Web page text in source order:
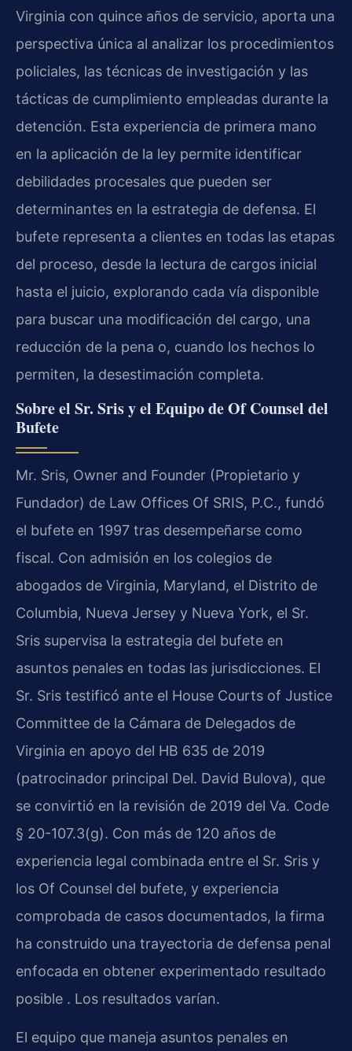
Virginia con quince años de servicio, aporta una
perspectiva única al analizar los procedimientos
policiales, las técnicas de investigación y las
tácticas de cumplimiento empleadas durante la
detención. Esta experiencia de primera mano
en la aplicación de la ley permite identificar
debilidades procesales que pueden ser
determinantes en la estrategia de defensa. El
bufete representa a clientes en todas las etapas
del proceso, desde la lectura de cargos inicial
hasta el juicio, explorando cada vía disponible
para buscar una modificación del cargo, una
reducción de la pena o, cuando los hechos lo
permiten, la desestimación completa.
Sobre el Sr. Sris y el Equipo de Of Counsel del
Bufete
Mr. Sris, Owner and Founder (Propietario y
Fundador) de Law Offices Of SRIS, P.C., fundó
el bufete en 1997 tras desempeñarse como
fiscal. Con admisión en los colegios de
abogados de Virginia, Maryland, el Distrito de
Columbia, Nueva Jersey y Nueva York, el Sr.
Sris supervisa la estrategia del bufete en
asuntos penales en todas las jurisdicciones. El
Sr. Sris testificó ante el House Courts of Justice
Committee de la Cámara de Delegados de
Virginia en apoyo del HB 635 de 2019
(patrocinador principal Del. David Bulova), que
se convirtió en la revisión de 2019 del Va. Code
§ 20-107.3(g). Con más de 120 años de
experiencia legal combinada entre el Sr. Sris y
los Of Counsel del bufete, y experiencia
comprobada de casos documentados, la firma
ha construido una trayectoria de defensa penal
enfocada en obtener experimentado resultado
posible . Los resultados varían.
El equipo que maneja asuntos penales en